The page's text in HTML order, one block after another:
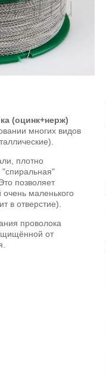
(оцинк+нерж)
многих видов
плотно
"спиральная"
позволяет
очень маленького
в отверстие).
проволока
от